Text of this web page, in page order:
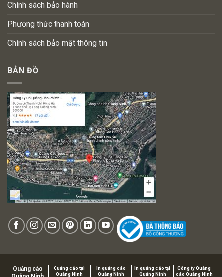
Chính sách bảo hành
Phương thức thanh toán
Chính sách bảo mật thông tin
BẢN ĐỒ
Quảng cáo
Quảng cáo tại
Quảng Ninh
In quảng cáo
Quảng Ninh
In quảng cáo tại
Quảng Ninh
Công ty Quảng
cáo Quảng Ninh